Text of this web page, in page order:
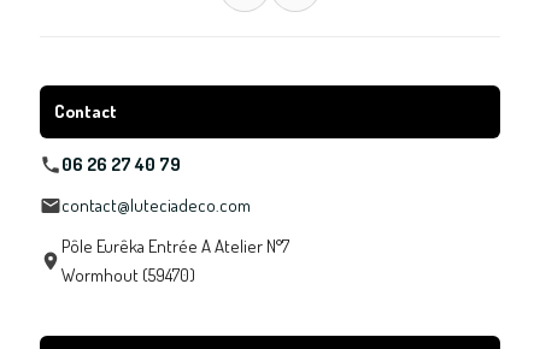
Contact
06 26 27 40 79
contact@luteciadeco.com
Pôle Eurêka Entrée A Atelier N°7
Wormhout (59470)